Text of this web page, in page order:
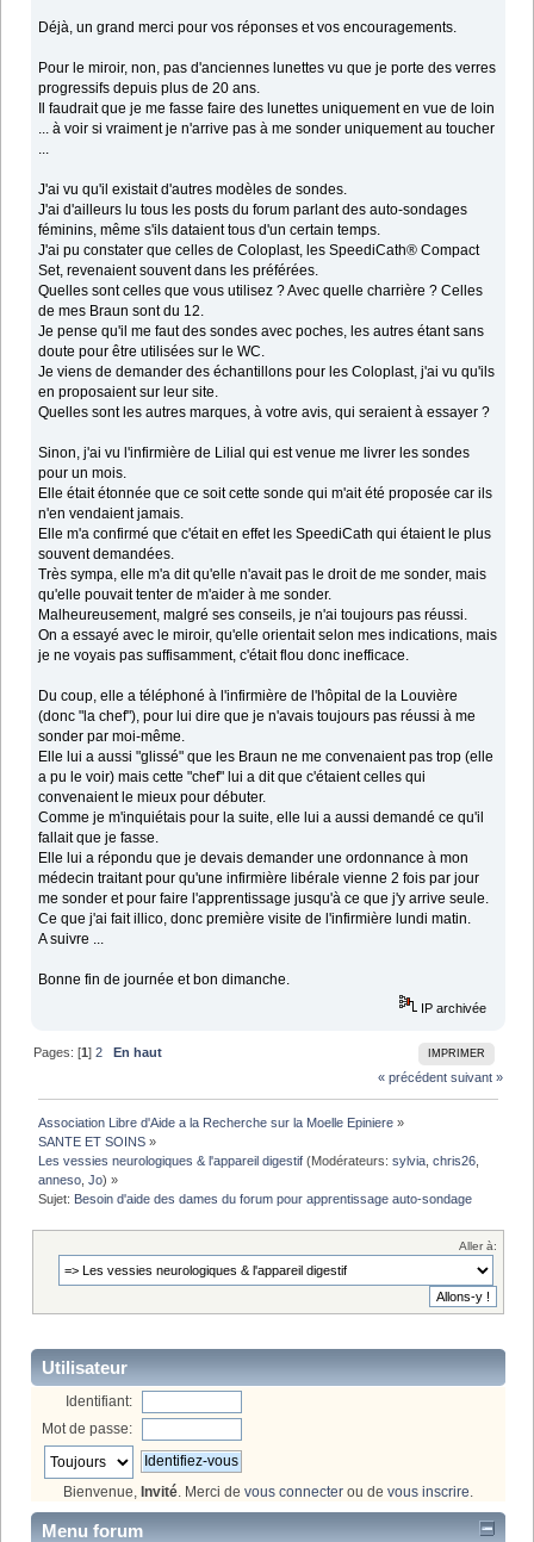
Déjà, un grand merci pour vos réponses et vos encouragements.
Pour le miroir, non, pas d'anciennes lunettes vu que je porte des verres
progressifs depuis plus de 20 ans.
Il faudrait que je me fasse faire des lunettes uniquement en vue de loin
... à voir si vraiment je n'arrive pas à me sonder uniquement au toucher
...
J'ai vu qu'il existait d'autres modèles de sondes.
J'ai d'ailleurs lu tous les posts du forum parlant des auto-sondages
féminins, même s'ils dataient tous d'un certain temps.
J'ai pu constater que celles de Coloplast, les SpeediCath® Compact
Set, revenaient souvent dans les préférées.
Quelles sont celles que vous utilisez ? Avec quelle charrière ? Celles
de mes Braun sont du 12.
Je pense qu'il me faut des sondes avec poches, les autres étant sans
doute pour être utilisées sur le WC.
Je viens de demander des échantillons pour les Coloplast, j'ai vu qu'ils
en proposaient sur leur site.
Quelles sont les autres marques, à votre avis, qui seraient à essayer ?
Sinon, j'ai vu l'infirmière de Lilial qui est venue me livrer les sondes
pour un mois.
Elle était étonnée que ce soit cette sonde qui m'ait été proposée car ils
n'en vendaient jamais.
Elle m'a confirmé que c'était en effet les SpeediCath qui étaient le plus
souvent demandées.
Très sympa, elle m'a dit qu'elle n'avait pas le droit de me sonder, mais
qu'elle pouvait tenter de m'aider à me sonder.
Malheureusement, malgré ses conseils, je n'ai toujours pas réussi.
On a essayé avec le miroir, qu'elle orientait selon mes indications, mais
je ne voyais pas suffisamment, c'était flou donc inefficace.
Du coup, elle a téléphoné à l'infirmière de l'hôpital de la Louvière
(donc "la chef"), pour lui dire que je n'avais toujours pas réussi à me
sonder par moi-même.
Elle lui a aussi "glissé" que les Braun ne me convenaient pas trop (elle
a pu le voir) mais cette "chef" lui a dit que c'étaient celles qui
convenaient le mieux pour débuter.
Comme je m'inquiétais pour la suite, elle lui a aussi demandé ce qu'il
fallait que je fasse.
Elle lui a répondu que je devais demander une ordonnance à mon
médecin traitant pour qu'une infirmière libérale vienne 2 fois par jour
me sonder et pour faire l'apprentissage jusqu'à ce que j'y arrive seule.
Ce que j'ai fait illico, donc première visite de l'infirmière lundi matin.
A suivre ...
Bonne fin de journée et bon dimanche.
IP archivée
IMPRIMER
Pages: [1]2
En haut
« précédent suivant »
Association Libre d'Aide a la Recherche sur la Moelle Epiniere »
SANTE ET SOINS »
Les vessies neurologiques & l'appareil digestif (Modérateurs:sylvia ,chris26
anneso ,Jo) »
Sujet: Besoin d'aide des dames du forum pour apprentissage auto-sondage
Aller à:
Utilisateur
Identifiant:
Mot de passe:
Bienvenue, Invité. Merci de vous connecter ou de vous inscrire.
Menu forum